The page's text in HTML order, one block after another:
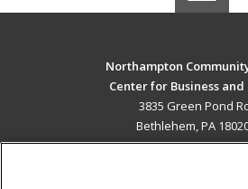
Northampton
Center for Business
3835 Green Pond
Bethlehem, PA